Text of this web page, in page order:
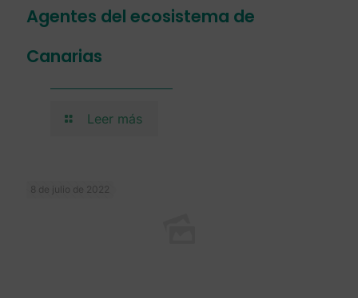
Agentes del ecosistema de
Canarias
Leer más
8 de julio de 2022